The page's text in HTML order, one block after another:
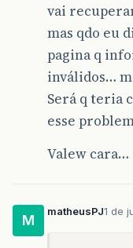
vai
mas qdo eu
pagina q
inválidos…
Será q teria
esse
Valew cara…
M
matheusPJ1 de